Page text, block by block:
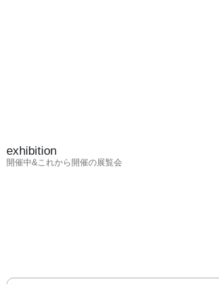
exhibition
開催中&これから開催の展覧会